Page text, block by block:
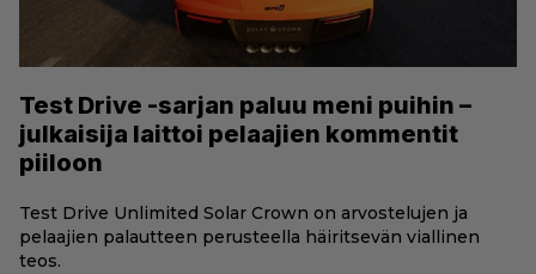
Test Drive -sarjan paluu meni puihin –
julkaisija laittoi pelaajien kommentit
piiloon
Test Drive Unlimited Solar Crown on arvostelujen ja
pelaajien palautteen perusteella häiritsevän viallinen
teos.